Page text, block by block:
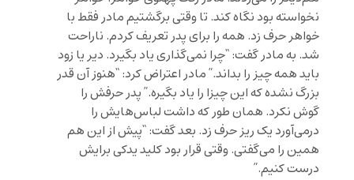
نخواسته بود نگاه کند. تا وقتی برگشتیم مادر فقط با
خواهر حرف زد. همه را برای پدر تعریف کردم. ناراحت
شد. به مادر گفت: “چرا نمی‌گذاری یاد بگیرد. دیر یا زود
باید همه چیز را بداند.” مادر اعتراض کرد: “هنوز آن قدر
بزرگ نشده‌ که این چیزا را یاد بگیره.” پدر حرفش را
گوش نکرد. همان طور که داشت لباس‌هایش را
درمی‌آورد یک ریز حرف زد. بعد گفت: “پیش از این هم
همین را می‌گفتی. وقتی قرار بود کلید یدکی برایش
درست کنیم.”